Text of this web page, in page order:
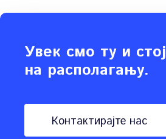
Увек смо ту и
на располагању.
контактирајте нас